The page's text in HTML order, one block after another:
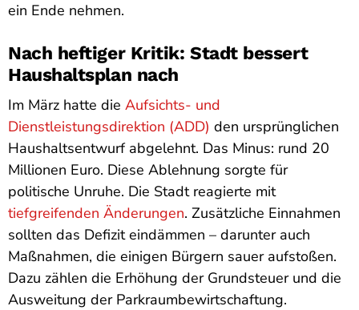
ein Ende nehmen.
Nach heftiger Kritik: Stadt bessert
Haushaltsplan nach
Im März hatte die Aufsichts- und
Dienstleistungsdirektion (ADD) den ursprünglichen
Haushaltsentwurf abgelehnt. Das Minus: rund 20
Millionen Euro. Diese Ablehnung sorgte für
politische Unruhe. Die Stadt reagierte mit
tiefgreifenden Änderungen. Zusätzliche Einnahmen
sollten das Defizit eindämmen – darunter auch
Maßnahmen, die einigen Bürgern sauer aufstoßen.
Dazu zählen die Erhöhung der Grundsteuer und die
Ausweitung der Parkraumbewirtschaftung.